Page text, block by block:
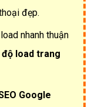
đẹp.
nhanh thuận
load trang
Google